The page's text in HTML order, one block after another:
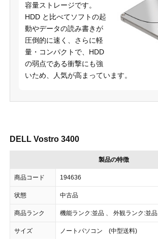
容量ストレージです。
HDD と比べてソフトの起
動やデータの読み書きが
圧倒的に速く、さらに軽
量・コンパクトで、HDD
の弱点である衝撃にも強
いため、人気が高まっています。
DELL Vostro 3400
製品の特徴
商品コード 194636
状態 中古品
商品ランク 機能ランク:並品 、 外観ランク:並品
サイズ ノートパソコン (中型送料)